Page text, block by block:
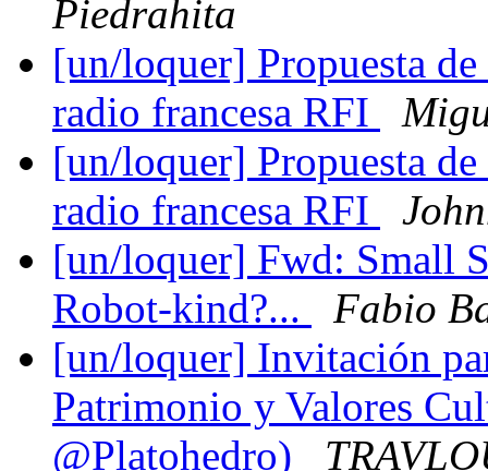
Piedrahita
[un/loquer] Propuesta
radio francesa RFI
[un/loquer] Propuesta
radio francesa RFI
[un/loquer] Fwd: Small
Robot-kind?...
Fabio
[un/loquer] Invitación
Patrimonio y Valores
@Platohedro)